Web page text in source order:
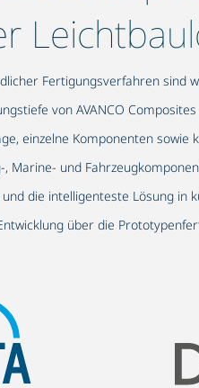
Fertigungsverfahren
von AVANCO
einzelne Komponenten
, Marine- und
die intelligenteste Lösung
über die